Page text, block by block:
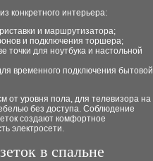
конкретного интерьера:
и маршрутизатора;
и подключения торшера;
для ноутбука и настольной
временного подключения бытовой
от уровня пола, для телевизора на
без доступа. Соблюдение
создают комфортное
электросети.
в спальне